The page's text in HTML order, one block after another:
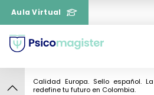
Aula Virtual
Calidad Europa. Sello español.
redefine tu futuro en Colombia.
5